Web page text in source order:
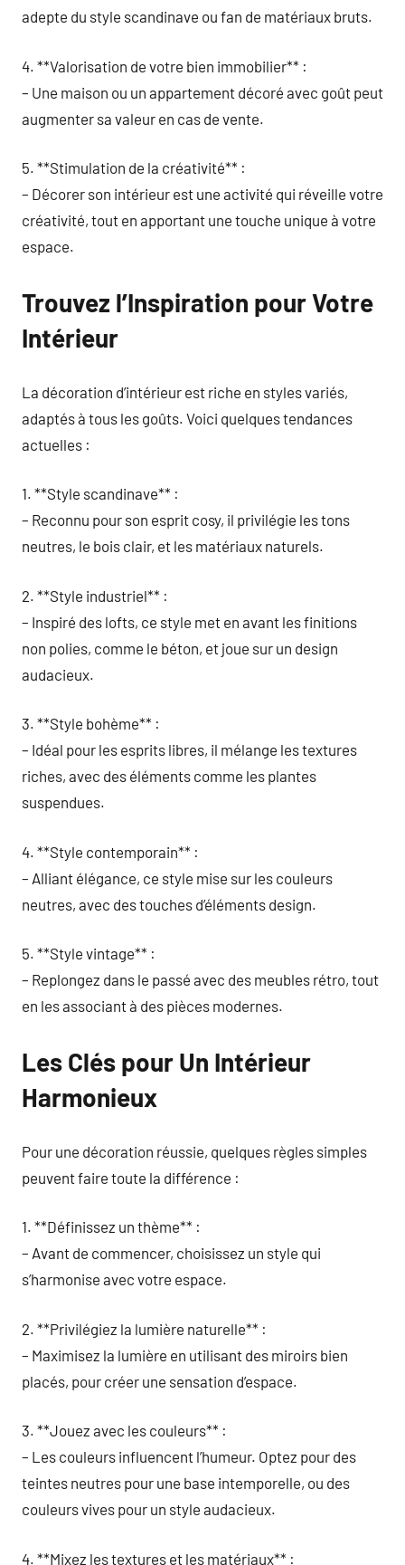
adepte du style scandinave ou fan de matériaux bruts.
4. **Valorisation de votre bien immobilier** :
– Une maison ou un appartement décoré avec goût peut
augmenter sa valeur en cas de vente.
5. **Stimulation de la créativité** :
– Décorer son intérieur est une activité qui réveille votre
créativité, tout en apportant une touche unique à votre
espace.
Trouvez l’Inspiration pour Votre
Intérieur
La décoration d’intérieur est riche en styles variés,
adaptés à tous les goûts. Voici quelques tendances
actuelles :
1. **Style scandinave** :
– Reconnu pour son esprit cosy, il privilégie les tons
neutres, le bois clair, et les matériaux naturels.
2. **Style industriel** :
– Inspiré des lofts, ce style met en avant les finitions
non polies, comme le béton, et joue sur un design
audacieux.
3. **Style bohème** :
– Idéal pour les esprits libres, il mélange les textures
riches, avec des éléments comme les plantes
suspendues.
4. **Style contemporain** :
– Alliant élégance, ce style mise sur les couleurs
neutres, avec des touches d’éléments design.
5. **Style vintage** :
– Replongez dans le passé avec des meubles rétro, tout
en les associant à des pièces modernes.
Les Clés pour Un Intérieur
Harmonieux
Pour une décoration réussie, quelques règles simples
peuvent faire toute la différence :
1. **Définissez un thème** :
– Avant de commencer, choisissez un style qui
s’harmonise avec votre espace.
2. **Privilégiez la lumière naturelle** :
– Maximisez la lumière en utilisant des miroirs bien
placés, pour créer une sensation d’espace.
3. **Jouez avec les couleurs** :
– Les couleurs influencent l’humeur. Optez pour des
teintes neutres pour une base intemporelle, ou des
couleurs vives pour un style audacieux.
4. **Mixez les textures et les matériaux** :